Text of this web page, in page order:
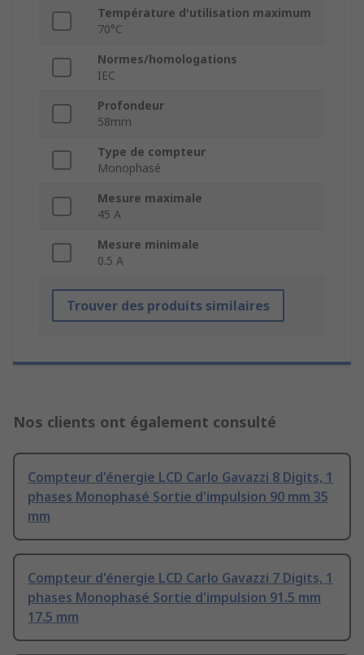
Température d'utilisation maximum
70°C
Normes/homologations
IEC
Profondeur
58mm
Type de compteur
Monophasé
Mesure maximale
45 A
Mesure minimale
0.5 A
Trouver des produits similaires
Nos clients ont également consulté
Compteur d'énergie LCD Carlo Gavazzi 8 Digits, 1
phases Monophasé Sortie d'impulsion 90 mm 35
mm
Compteur d'énergie LCD Carlo Gavazzi 7 Digits, 1
phases Monophasé Sortie d'impulsion 91.5 mm
17.5 mm